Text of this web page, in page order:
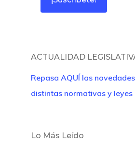
ACTUALIDAD
Repasa AQUÍ las
distintas normativas y leyes
Lo Más Leído